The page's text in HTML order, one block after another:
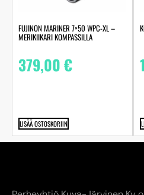
FUJINON MARINER 7×50 WPC-XL –
MERIKIIKARI KOMPASSILLA
379,00€
LISÄÄ OSTOSKORIIN